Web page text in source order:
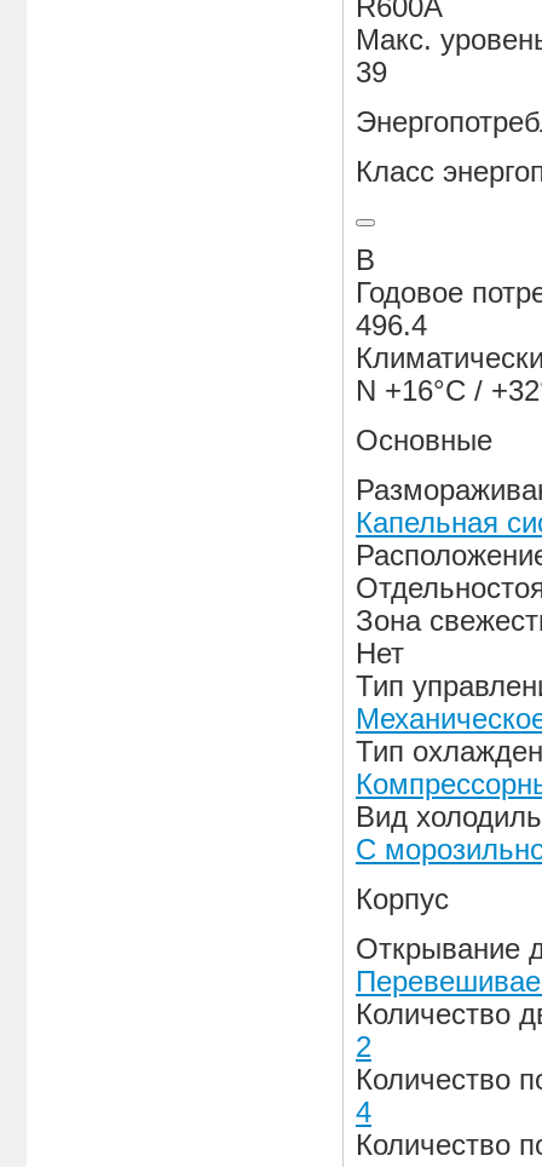
R600A
Макс.
39
Класс
B
Годовое
496.4
N +16°C /
Основные
Капельная
Зона
Нет
Тип
Тип
Вид
С
Корпус
Открывание
Количество
2
Количество
4
Количество